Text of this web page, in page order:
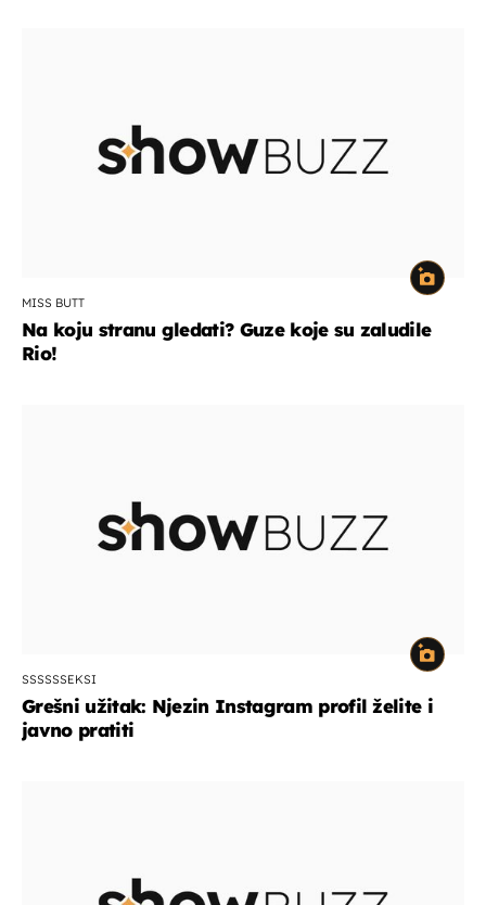
MISS BUTT
Na koju stranu gledati? Guze koje su zaludile
Rio!
SSSSSSEKSI
Grešni užitak: Njezin Instagram profil želite i
javno pratiti